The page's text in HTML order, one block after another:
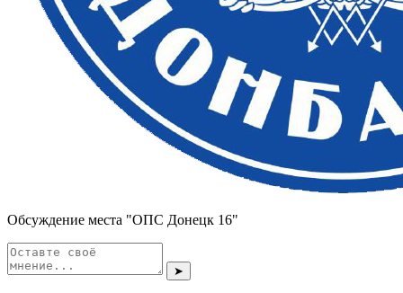
Обсуждение места "ОПС Донецк 16"
➤